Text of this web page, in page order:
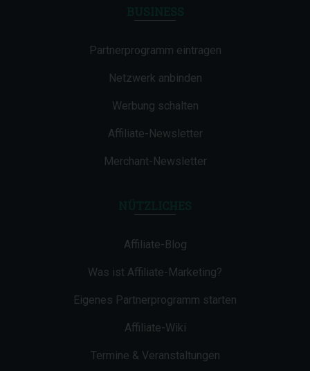
Partnerprogramm eintragen
Netzwerk anbinden
Werbung schalten
Affiliate-Newsletter
Merchant-Newsletter
Affiliate-Blog
Was ist Affiliate-Marketing?
Eigenes Partnerprogramm starten
Affiliate-Wiki
Termine & Veranstaltungen